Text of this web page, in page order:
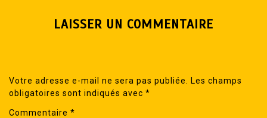
LAISSER UN COMMENTAIRE
Votre adresse e-mail ne sera pas publiée.
Les champs
obligatoires sont indiqués avec *
Commentaire *